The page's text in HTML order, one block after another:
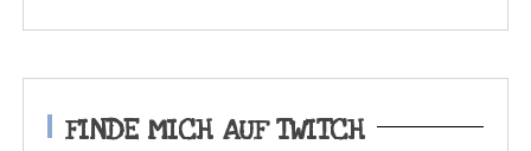
FINDE MICH AUF TWITCH